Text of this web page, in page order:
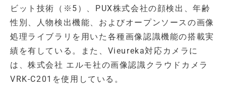
ビット技術（※5）、PUX株式会社の顔検出、年齢
性別、人物検出機能、およびオープンソースの画像
処理ライブラリを用いた各種画像認識機能の搭載実
績を有している。また、Vieureka対応カメラに
は、株式会社 エルモ社の画像認識クラウドカメラ
VRK-C201を使用している。